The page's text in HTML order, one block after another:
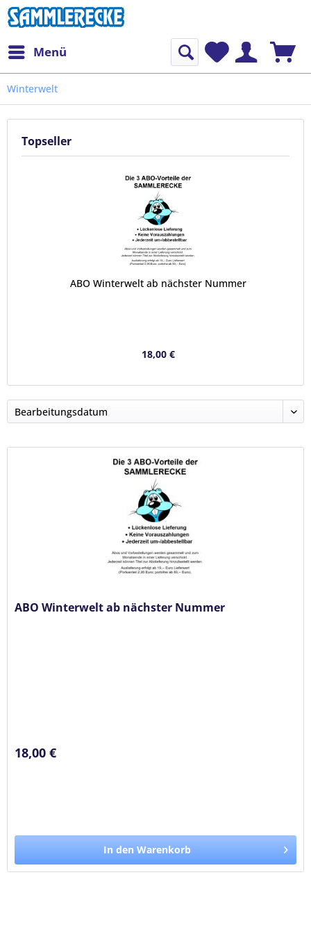
Menü
Winterwelt
Topseller
ABO Winterwelt ab nächster Nummer
18,00 €
ABO Winterwelt ab nächster Nummer
18,00 €
In den Warenkorb